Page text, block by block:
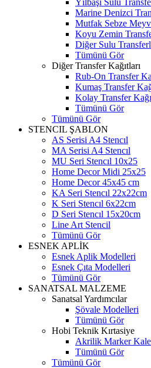
Yılbaşı Sulu
Marine Denizci
Mutfak Sebze
Koyu Zemin
Diğer Sulu
Tümünü Gör
Diğer Transfer Kağıtları
Rub-On Transfer
Kumaş Transfer
Kolay Transfer
Tümünü Gör
Tümünü Gör
STENCIL ŞABLON
AS Serisi A4 Stencıl
MA Serisi A4 Stencıl
MU Seri Stencıl 10x25
Home Decor Midi 25x25
Home Decor 45x45 cm
KA Seri Stencıl 22x22cm
K Seri Stencıl 6x22cm
D Seri Stencıl 15x20cm
Line Art Stencil
Tümünü Gör
ESNEK APLİK
Esnek Aplik Modelleri
Esnek Çıta Modelleri
Tümünü Gör
SANATSAL MALZEME
Sanatsal Yardımcılar
Şövale Modelleri
Tümünü Gör
Hobi Teknik Kırtasiye
Akrilik Marker
Tümünü Gör
Tümünü Gör